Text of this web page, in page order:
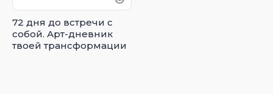
72 дня до встречи с
собой. Арт-дневник
твоей трансформации